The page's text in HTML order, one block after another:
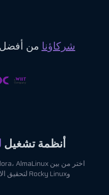
شركاؤنامن أفضل
أنظمة تشغيل
وRocky Linux لتحقيق الاستقرار والأداء الذي يناسبك.